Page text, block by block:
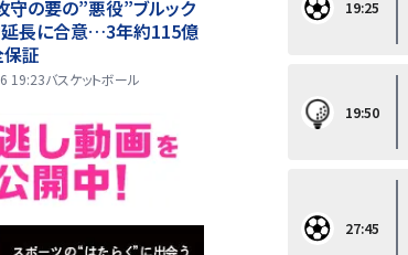
守の要の”悪役”ブルック
延長に合意…3年約115億
証
19:23バスケットボール
19:25
19:50
27:45